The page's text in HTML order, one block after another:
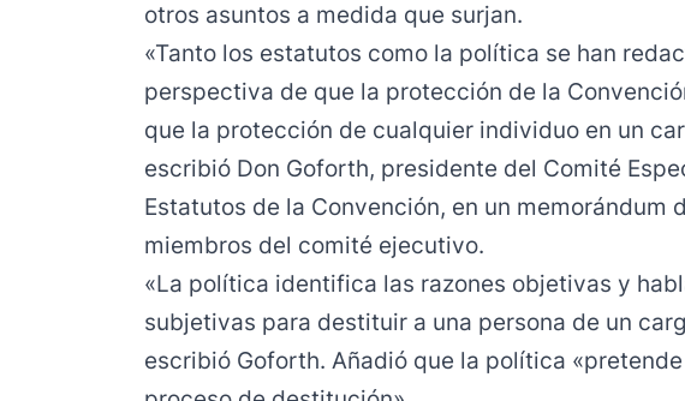
otros asuntos a medida que surjan.
«Tanto los estatutos como la política se han
perspectiva de que la protección de la
que la protección de cualquier individuo en un
escribió Don Goforth, presidente del Comité
Estatutos de la Convención, en un memorándum
miembros del comité ejecutivo.
«La política identifica las razones objetivas y
subjetivas para destituir a una persona de un
escribió Goforth. Añadió que la política